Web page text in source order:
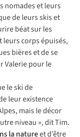
nomades et leurs
de leurs skis et
béat sur les
leurs corps épuisés,
bières et de se
Valerie pour le
le ski de
leur existence
mais le décor
niveau », dit Tim.
la natureet d’être